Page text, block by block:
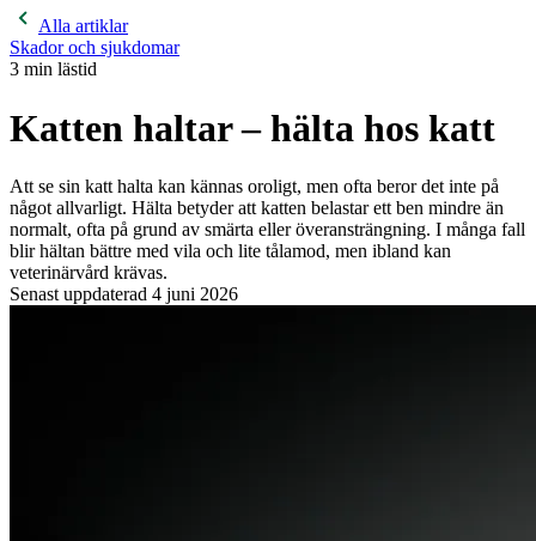
Alla artiklar
Skador och sjukdomar
3 min lästid
Katten haltar – hälta hos katt
Att se sin katt halta kan kännas oroligt, men ofta beror det inte på
något allvarligt. Hälta betyder att katten belastar ett ben mindre än
normalt, ofta på grund av smärta eller överansträngning. I många fall
blir hältan bättre med vila och lite tålamod, men ibland kan
veterinärvård krävas.
Senast uppdaterad 4 juni 2026